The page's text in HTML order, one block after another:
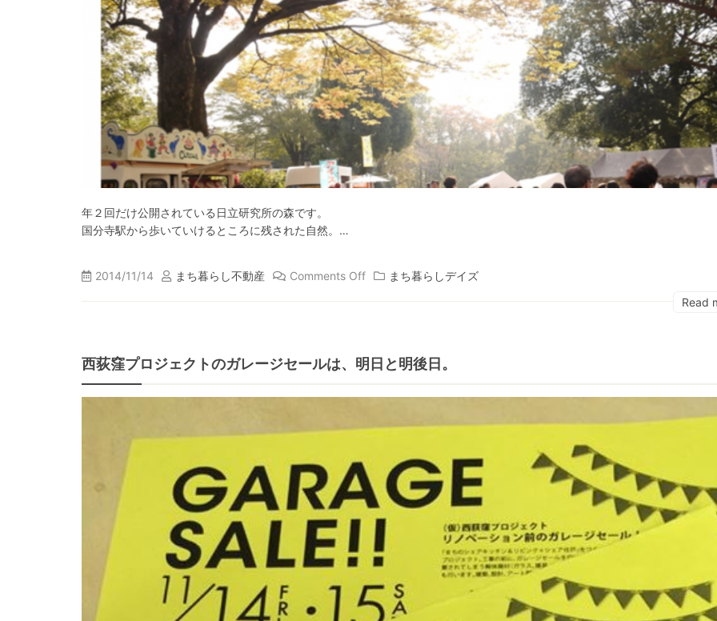
年２回だけ公開されている日立研究所の森です。
国分寺駅から歩いていけるところに残された自然。…
2014/11/14 まち暮らし不動産 Comments Off
まち暮らしデイズ
Read
西荻窪プロジェクトのガレージセールは、明日と明後日。